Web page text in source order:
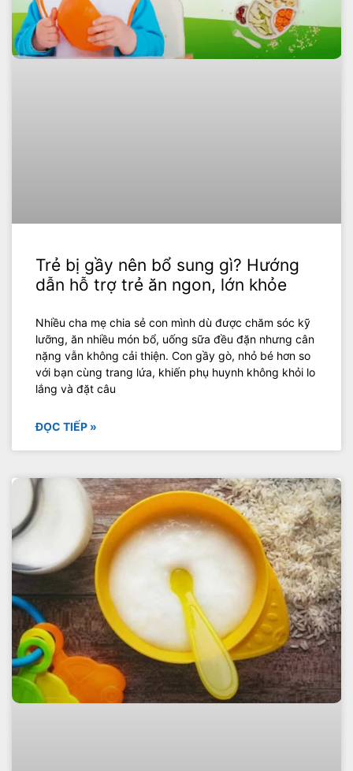
Trẻ bị gầy nên bổ sung gì? Hướng
dẫn hỗ trợ trẻ ăn ngon, lớn khỏe
Nhiều cha mẹ chia sẻ con mình dù được chăm sóc kỹ
lưỡng, ăn nhiều món bổ, uống sữa đều đặn nhưng cân
nặng vẫn không cải thiện. Con gầy gò, nhỏ bé hơn so
với bạn cùng trang lứa, khiến phụ huynh không khỏi lo
lắng và đặt câu
ĐỌC TIẾP »